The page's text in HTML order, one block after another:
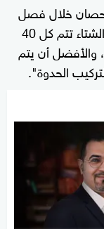
خلال فصل
الصيف إلى تغيير الحدوة كل 35 يوم وفي الشتاء تتم كل 40
والأفضل أن يتم
الحدوة".